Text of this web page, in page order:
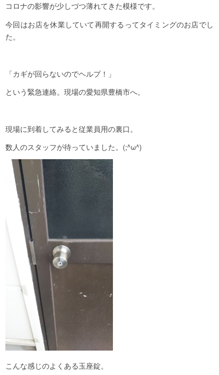
コロナの影響が少しづつ薄れてきた模様です。
今回はお店を休業していて再開するってタイミングのお店でし
た。
「カギが回らないのでヘルプ！」
という緊急連絡。現場の愛知県豊橋市へ。
現場に到着してみると従業員用の裏口。
数人のスタッフが待っていました。(;^ω^)
こんな感じのよくある玉座錠。